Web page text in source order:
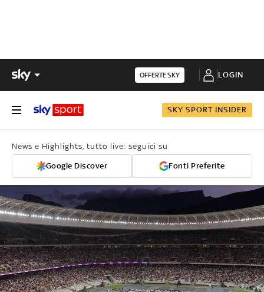
OFFERTE SKY LOGIN
SKY SPORT INSIDER
News e Highlights, tutto live: seguici su
Google Discover Fonti Preferite